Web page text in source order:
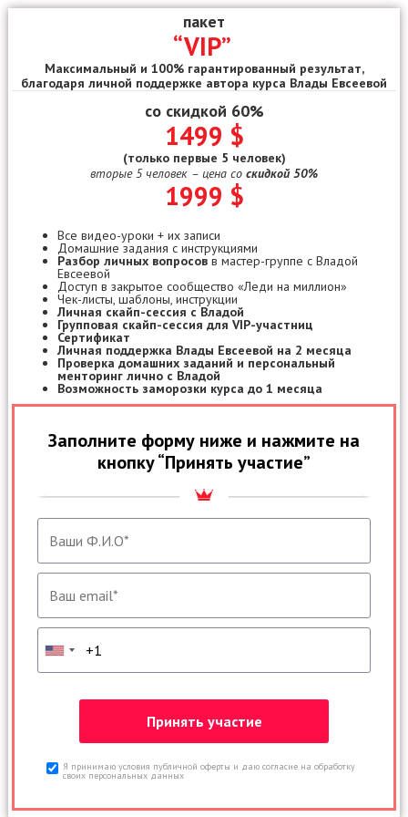
пакет
“VIP”
Максимальный и 100% гарантированный результат,
благодаря личной поддержке автора курса Влады Евсеевой
со скидкой 60%
1499 $
(только первые 5 человек)
вторые 5 человек – цена со скидкой 50%
1999 $
Все видео-уроки + их записи
Домашние задания с инструкциями
Разбор личных вопросов в мастер-группе с Владой
Евсеевой
Доступ в закрытое сообщество «Леди на миллион»
Чек-листы, шаблоны, инструкции
Личная скайп-сессия с Владой
Групповая скайп-сессия для VIP-участниц
Сертификат
Личная поддержка Влады Евсеевой на 2 месяца
Проверка домашних заданий и персональный
менторинг лично с Владой
Возможность заморозки курса до 1 месяца
Заполните форму ниже и нажмите на
кнопку “Принять участие”
Я принимаю условия публичной оферты и даю согласие на обработку
своих персональных данных